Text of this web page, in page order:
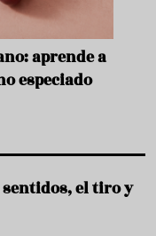
aprende a
especiado
sentidos, el tiro y